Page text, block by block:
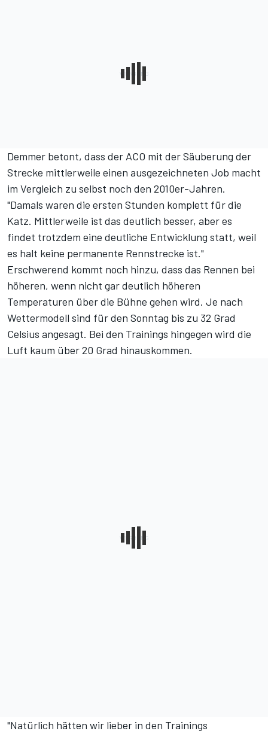
Demmer betont, dass der ACO mit der Säuberung der
Strecke mittlerweile einen ausgezeichneten Job macht
im Vergleich zu selbst noch den 2010er-Jahren.
"Damals waren die ersten Stunden komplett für die
Katz. Mittlerweile ist das deutlich besser, aber es
findet trotzdem eine deutliche Entwicklung statt, weil
es halt keine permanente Rennstrecke ist."
Erschwerend kommt noch hinzu, dass das Rennen bei
höheren, wenn nicht gar deutlich höheren
Temperaturen über die Bühne gehen wird. Je nach
Wettermodell sind für den Sonntag bis zu 32 Grad
Celsius angesagt. Bei den Trainings hingegen wird die
Luft kaum über 20 Grad hinauskommen.
"Natürlich hätten wir lieber in den Trainings